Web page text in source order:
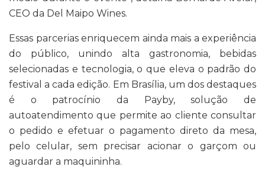
CEO da Del Maipo Wines.
Essas parcerias enriquecem ainda mais a experiência
do público, unindo alta gastronomia, bebidas
selecionadas e tecnologia, o que eleva o padrão do
festival a cada edição. Em Brasília, um dos destaques
é o patrocínio da Payby, solução de
autoatendimento que permite ao cliente consultar
o pedido e efetuar o pagamento direto da mesa,
pelo celular, sem precisar acionar o garçom ou
aguardar a maquininha.